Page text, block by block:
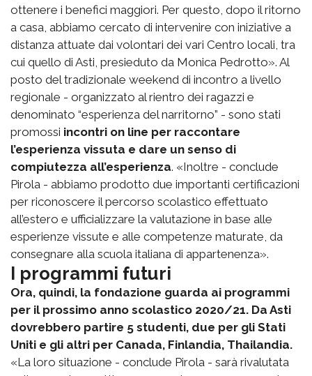
ottenere i benefici maggiori. Per questo, dopo il ritorno
a casa, abbiamo cercato di intervenire con iniziative a
distanza attuate dai volontari dei vari Centro locali, tra
cui quello di Asti, presieduto da Monica Pedrotto». Al
posto del tradizionale weekend di incontro a livello
regionale - organizzato al rientro dei ragazzi e
denominato “esperienza del narritorno” - sono stati
promossi incontri on line per raccontare
l’esperienza vissuta e dare un senso di
compiutezza all’esperienza. «Inoltre - conclude
Pirola - abbiamo prodotto due importanti certificazioni
per riconoscere il percorso scolastico effettuato
all’estero e ufficializzare la valutazione in base alle
esperienze vissute e alle competenze maturate, da
consegnare alla scuola italiana di appartenenza».
I programmi futuri
Ora, quindi, la fondazione guarda ai programmi
per il prossimo anno scolastico 2020/21. Da Asti
dovrebbero partire 5 studenti, due per gli Stati
Uniti e gli altri per Canada, Finlandia, Thailandia.
«La loro situazione - conclude Pirola - sarà rivalutata